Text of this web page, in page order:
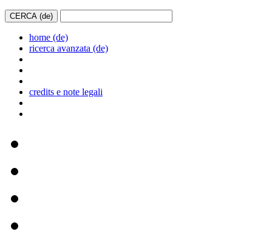
home (de)
ricerca avanzata (de)
credits e note legali